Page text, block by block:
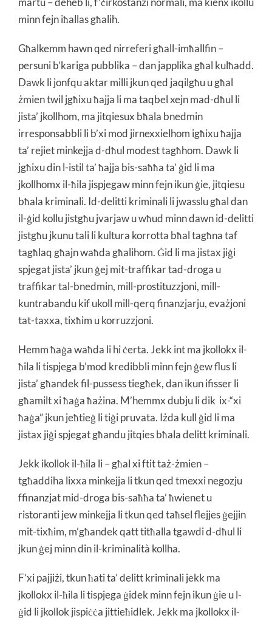
minn fejn iħallas għalih.
Għalkemm hawn qed nirreferi għall-imħallfin –
persuni b’kariga pubblika – dan japplika għal kulħadd.
Dawk li jonfqu aktar milli jkun qed jaqilgħu u għal
żmien twil jgħixu ħajja li ma taqbel xejn mad-dħul li
jista’ jkollhom, ma jitqiesux bħala bnedmin
irresponsabbli li b’xi mod jirnexxielhom igħixu ħajja
ta’ rejiet minkejja d-dħul modest tagħhom. Dawk li
jgħixu din l-istil ta’ ħajja bis-saħħa ta’ ġid li ma
jkollhomx il-ħila jispjegaw minn fejn ikun ġie, jitqiesu
bħala kriminali. Id-delitti kriminali li jwasslu għal dan
il-ġid kollu jistgħu jvarjaw u wħud minn dawn id-delitti
jistgħu jkunu tali li kultura korrotta bħal tagħna taf
tagħlaq għajn waħda għalihom. Ġid li ma jistax jiġi
spjegat jista’ jkun ġej mit-traffikar tad-droga u
traffikar tal-bnedmin, mill-prostituzzjoni, mill-
kuntrabandu kif ukoll mill-qerq finanzjarju, evażjoni
tat-taxxa, tixħim u korruzzjoni.
Hemm ħaġa waħda li hi ċerta. Jekk int ma jkollokx il-
ħila li tispjega b’mod kredibbli minn fejn ġew flus li
jista’ għandek fil-pussess tiegħek, dan ikun ifisser li
għamilt xi ħaġa ħażina. M’hemmx dubju li dik ix-“xi
ħaġa” jkun jeħtieġ li tiġi pruvata. Iżda kull ġid li ma
jistax jiġi spjegat għandu jitqies bħala delitt kriminali.
Jekk ikollok il-ħila li – għal xi ftit taż-żmien –
tgħaddiha lixxa minkejja li tkun qed tmexxi negozju
ffinanzjat mid-droga bis-saħħa ta’ ħwienet u
ristoranti jew minkejja li tkun qed taħsel flejjes ġejjin
mit-tixħim, m’għandek qatt titħalla tgawdi d-dħul li
jkun ġej minn din il-kriminalità kollha.
F’xi pajjiżi, tkun ħati ta’ delitt kriminali jekk ma
jkollokx il-ħila li tispjega ġidek minn fejn ikun ġie u l-
ġid li jkollok jispiċċa jittieħidlek. Jekk ma jkollokx il-